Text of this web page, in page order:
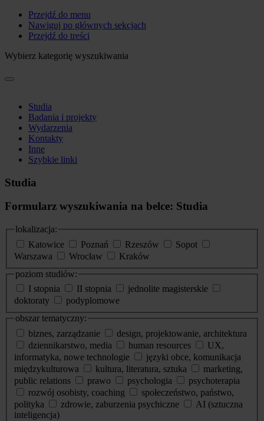
Przejdź do menu
Nawiguj po głównych sekcjach
Przejdź do treści
Wybierz kategorię wyszukiwania
Studia
Badania i projekty
Wydarzenia
Kontakty
Inne
Szybkie linki
Studia
Formularz wyszukiwania na belce: Studia
lokalizacja:
Katowice
Poznań Rzeszów
Sopot
Warszawa
Wrocław
Kraków
poziom studiów:
I stopnia
II stopnia
jednolite magisterskie
doktoraty
podyplomowe
obszar tematyczny:
biznes, zarządzanie
design, projektowanie, architektura
dziennikarstwo, media
human resources
UX,
informatyka, nowe technologie
języki obce, komunikacja
międzykulturowa
kultura, literatura, sztuka
marketing,
public relations
prawo psychologia
psychoterapia
rozwój osobisty, coaching
społeczeństwo, państwo,
polityka
zdrowie, zaburzenia psychiczne
AI (sztuczna
inteligencja)